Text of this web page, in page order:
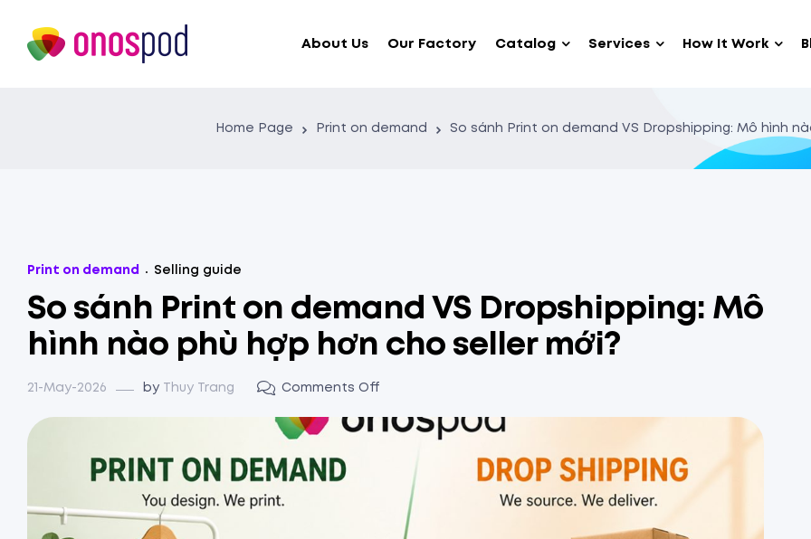
About Us Our Factory Catalog Services How It Work
Home Page Print on demand So sánh Print on demand VS Dropshipping: Mô hình
Print on demand Selling guide
So sánh Print on demand VS Dropshipping: Mô
hình nào phù hợp hơn cho seller mới?
21-May-2026 by Thuy Trang Comments Off